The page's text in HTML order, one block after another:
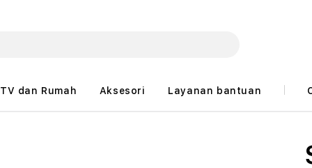
TV dan Rumah Aksesori Layanan bantuan